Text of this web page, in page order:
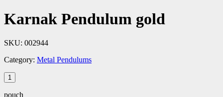
Karnak Pendulum gold
SKU: 002944
Category: Metal Pendulums
pouch